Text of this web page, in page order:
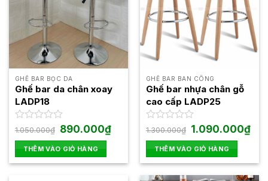
GHẾ BAR BỌC DA
Ghế bar da chân xoay
LADP18
Được
hạng
0
5
1.050.000₫ Giá
gốc
là:
1.050.000₫.
890.000₫Giá
hiện
890.000₫.
THÊM VÀO GIỎ HÀNG
GHẾ BAR BAN CÔNG
Ghế bar nhựa chân gỗ
cao cấp LADP25
Được
hạng
0
5
sao
1.300.000₫ Giá
gốc
là:
1.300.000₫.
1.090.000₫Giá
hiện
THÊM VÀO GIỎ HÀNG